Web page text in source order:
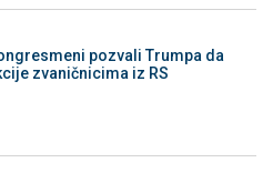
pozvali Trumpa da
zvaničnicima iz RS